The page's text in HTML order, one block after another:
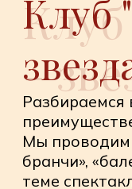
Анализ
как Бежар
философское
конструктор
Обсуждение
костюмов — от
реконструкций
экспериментам
художников
Особенности
сравнение